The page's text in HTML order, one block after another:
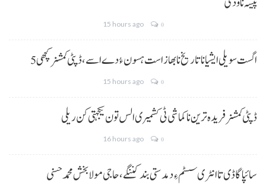
15 hours ago 0
5 اگست سویلی ایشیا نا تاریخ نا بھاز است ہسون ءُ دے اسے،ڈپٹی کمشنر کچھی
15 hours ago 0
ڈپٹی کمشنر فریدہ ترین نا کماشی ٹی کشمیری الس تون یکجہتی کن ریلی
16 hours ago 0
سائپا گاڈی تا انٹری سسٹم ءِ دمدستی بند کننگے، حاجی مولا بخش محمد حسنی